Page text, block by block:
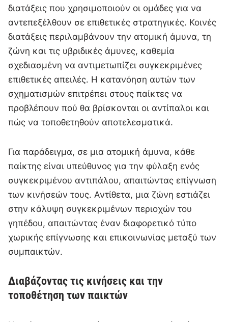
διατάξεις που χρησιμοποιούν οι ομάδες για να
αντεπεξέλθουν σε επιθετικές στρατηγικές. Κοινές
διατάξεις περιλαμβάνουν την ατομική άμυνα, τη
ζώνη και τις υβριδικές άμυνες, καθεμία
σχεδιασμένη να αντιμετωπίζει συγκεκριμένες
επιθετικές απειλές. Η κατανόηση αυτών των
σχηματισμών επιτρέπει στους παίκτες να
προβλέπουν πού θα βρίσκονται οι αντίπαλοι και
πώς να τοποθετηθούν αποτελεσματικά.
Για παράδειγμα, σε μια ατομική άμυνα, κάθε
παίκτης είναι υπεύθυνος για την φύλαξη ενός
συγκεκριμένου αντιπάλου, απαιτώντας επίγνωση
των κινήσεών τους. Αντίθετα, μια ζώνη εστιάζει
στην κάλυψη συγκεκριμένων περιοχών του
γηπέδου, απαιτώντας έναν διαφορετικό τύπο
χωρικής επίγνωσης και επικοινωνίας μεταξύ των
συμπαικτών.
Διαβάζοντας τις κινήσεις και την
τοποθέτηση των παικτών